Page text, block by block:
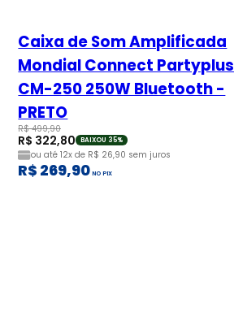
Caixa de Som Amplificada
Mondial Connect Partyplus
CM-250 250W Bluetooth -
PRETO
R$ 499,90
R$ 322,80 BAIXOU 35%
ou até12x de R$ 26,90 sem juros
R$ 269,90 NO PIX